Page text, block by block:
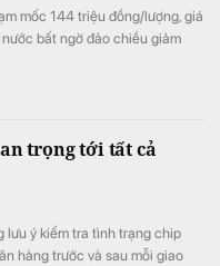
mốc 144 triệu đồng/lượng, giá
bất ngờ đảo chiều giảm
trọng tới tất cả
lưu ý kiểm tra tình trạng chip
hàng trước và sau mỗi giao